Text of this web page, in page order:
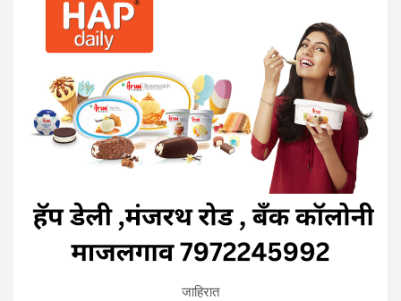
जाहिरात